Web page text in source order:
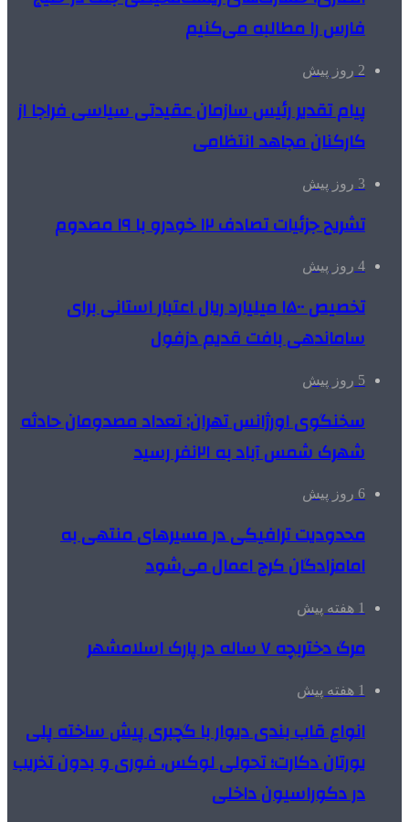
فارس را مطالبه‌ می‌کنیم
2 روز پیش
پیام تقدیر رئیس سازمان عقیدتی سیاسی فراجا از
کارکنان مجاهد انتظامی
3 روز پیش
تشریح جزئیات تصادف ۱۲ خودرو با ۱۹ مصدوم
4 روز پیش
تخصیص ۱۵۰۰ میلیارد ریال اعتبار استانی برای
ساماندهی بافت قدیم دزفول
5 روز پیش
سخنگوی اورژانس تهران: تعداد مصدومان حادثه
شهرک شمس آباد به ۲۱نفر رسید
6 روز پیش
محدودیت ترافیکی در مسیرهای منتهی به
امامزادگان کرج اعمال می‌شود
1 هفته پیش
مرگ دختربچه ۷ ساله در پارک اسلامشهر
1 هفته پیش
انواع قاب بندی دیوار با گچبری پیش ساخته پلی
یورتان دکارت؛ تحولی لوکس، فوری و بدون تخریب
در دکوراسیون داخلی